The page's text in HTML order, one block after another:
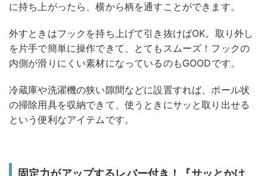
に持ち上がったら、横から柄を通すことができます。
外すときはフックを持ち上げて引き抜けばOK。取り外し
を片手で簡単に操作できて、とてもスムーズ！フックの
内側が滑りにくい素材になっているのもGOODです。
冷蔵庫や洗濯機の狭い隙間などに設置すれば、ポール状
の掃除用具を収納できて、使うときにサッと取り出せる
という便利なアイテムです。
固定力がアップするレバー付き！『サッとかけ